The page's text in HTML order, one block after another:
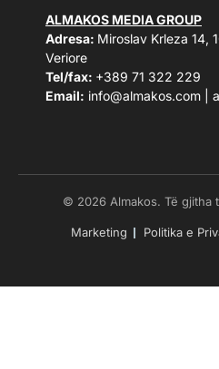
ALMAKOS MEDIA GROUP
Adresa: Miroslav Krleza 14,
Veriore
Tel/fax: +389 71 322 229
Email: info@almakos.com
© 2026 Almakos. Të gjitha
Marketing Politika e